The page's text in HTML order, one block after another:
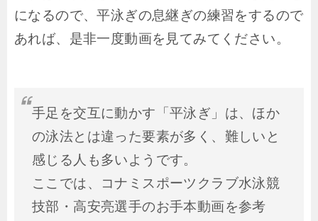
になるので、平泳ぎの息継ぎの練習をするので
あれば、是非一度動画を見てみてください。
手足を交互に動かす「平泳ぎ」は、ほか
の泳法とは違った要素が多く、難しいと
感じる人も多いようです。
ここでは、コナミスポーツクラブ水泳競
技部・高安亮選手のお手本動画を参考